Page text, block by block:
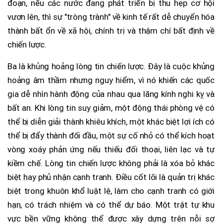
đoạn, nếu các nước đang phát triển bị thu hẹp cơ hội
vươn lên, thì sự "tròng trành" về kinh tế rất dễ chuyển hóa
thành bất ổn về xã hội, chính trị và thậm chí bất định về
chiến lược.
Ba là khủng hoảng lòng tin chiến lược. Đây là cuộc khủng
hoảng âm thầm nhưng nguy hiểm, vì nó khiến các quốc
gia dễ nhìn hành động của nhau qua lăng kính nghi kỵ và
bất an. Khi lòng tin suy giảm, một động thái phòng vệ có
thể bị diễn giải thành khiêu khích, một khác biệt lợi ích có
thể bị đẩy thành đối đầu, một sự cố nhỏ có thể kích hoạt
vòng xoáy phản ứng nếu thiếu đối thoại, liên lạc và tự
kiềm chế. Lòng tin chiến lược không phải là xóa bỏ khác
biệt hay phủ nhận cạnh tranh. Điều cốt lõi là quản trị khác
biệt trong khuôn khổ luật lệ, làm cho cạnh tranh có giới
hạn, có trách nhiệm và có thể dự báo. Một trật tự khu
vực bền vững không thể được xây dựng trên nỗi sợ